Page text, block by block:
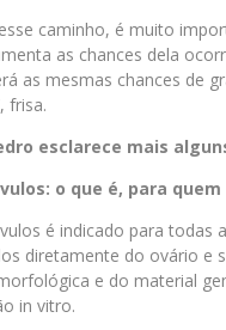
caminho, é muito
as chances dela
as mesmas chances de
frisa.
esclarece mais
o que é, para
é indicado para todas
diretamente do ovário e
e do material
in vitro.